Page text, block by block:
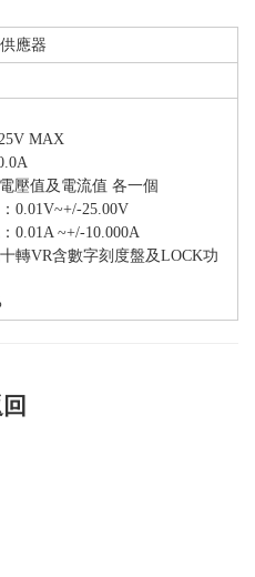
應器
MAX
壓值及電流值 各一個
0.01V~+/-25.00V
~+/-10.000A
轉VR含數字刻度盤及LOCK功